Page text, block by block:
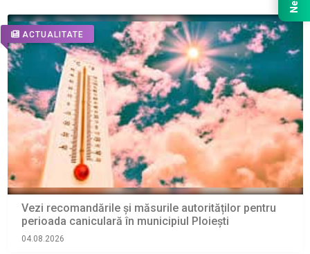
ACTUALITATE
Vezi recomandările și măsurile autorităților pentru
perioada caniculară în municipiul Ploiești
04.08.2026